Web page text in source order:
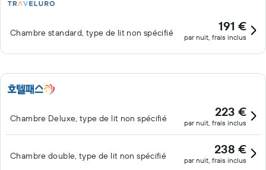
Chambre standard, type de lit non spécifié 191 €
par nuit, frais inclus
Chambre Deluxe, type de lit non spécifié 223 €
par nuit, frais inclus
Chambre double, type de lit non spécifié 238 €
par nuit, frais inclus